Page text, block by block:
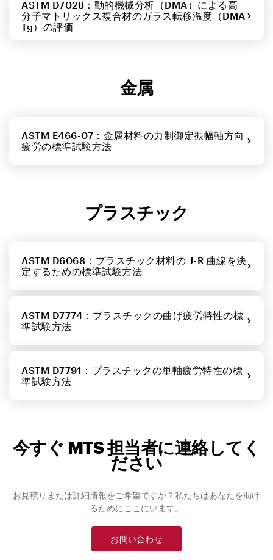
ASTM D7028：動的機械分析（DMA）による高
分子マトリックス複合材のガラス転移温度（DMA
Tg）の評価
金属
ASTM E466-07：金属材料の力制御定振幅軸方向
疲労の標準試験方法
プラスチック
ASTM D6068：プラスチック材料の J-R 曲線を決
定するための標準試験方法
ASTM D7774：プラスチックの曲げ疲労特性の標
準試験方法
ASTM D7791：プラスチックの単軸疲労特性の標
準試験方法
今すぐ MTS 担当者に連絡してく
ださい
お見積りまたは詳細情報をご希望ですか？私たちはあなたを助け
るためにここにいます。
お問い合わせ